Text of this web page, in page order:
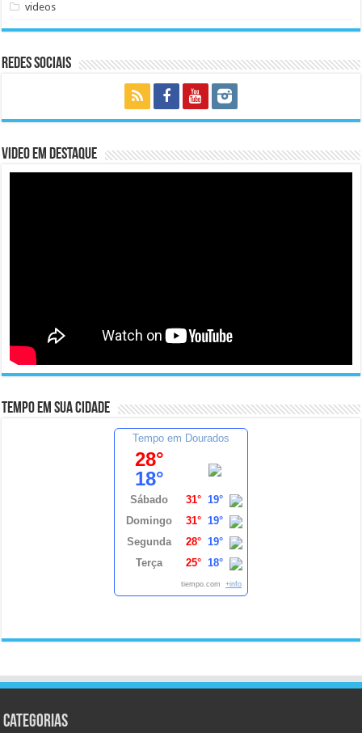
videos
Redes Sociais
Video em Destaque
Tempo em sua cidade
Tempo em Dourados
28°
18°
Sábado 31° 19°
Domingo
31° 19°
Segunda
28° 19°
Terça
25° 18°
tiempo.com +info
Categorias